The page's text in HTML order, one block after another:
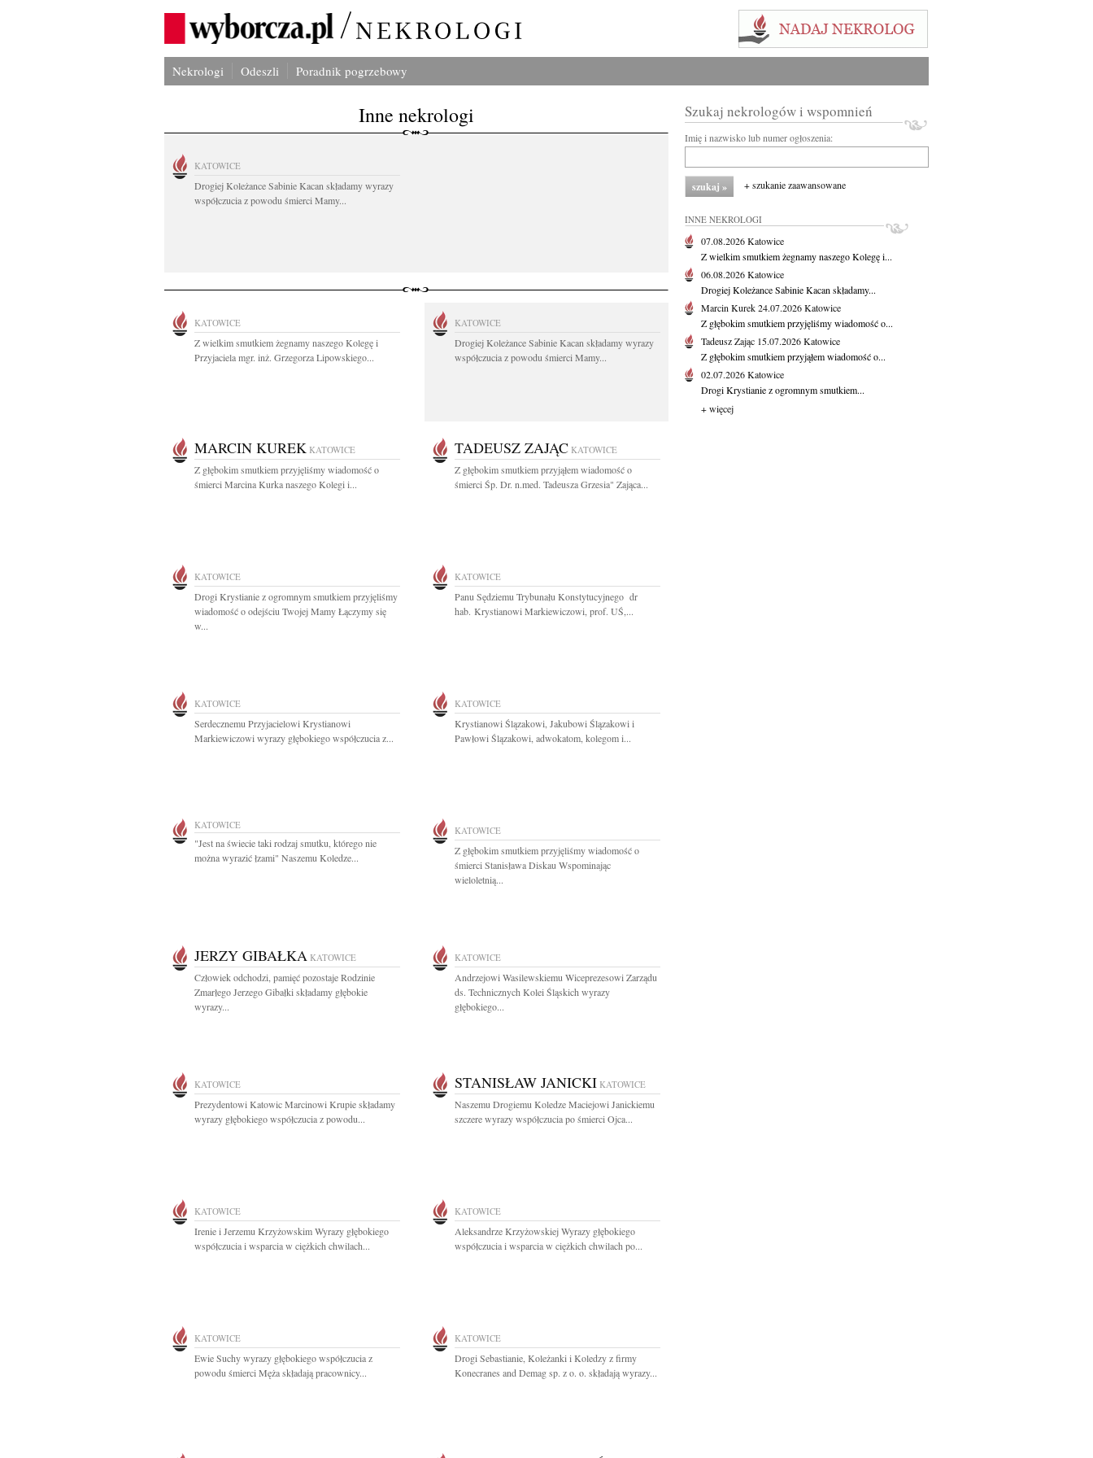
Nekrologi Odeszli Poradnik pogrzebowy
Inne nekrologi
KATOWICE
Drogiej Koleżance Sabinie Kacan składamy wyrazy
współczucia z powodu śmierci Mamy...
KATOWICE
Z wielkim smutkiem żegnamy naszego Kolegę i
Przyjaciela mgr. inż. Grzegorza Lipowskiego...
KATOWICE
Drogiej Koleżance Sabinie Kacan składamy wyrazy
współczucia z powodu śmierci Mamy...
MARCIN KUREK KATOWICE
Z głębokim smutkiem przyjęliśmy wiadomość o
śmierci Marcina Kurka naszego Kolegi i...
TADEUSZ ZAJĄC KATOWICE
Z głębokim smutkiem przyjąłem wiadomość o
śmierci Śp. Dr. n.med. Tadeusza Grzesia" Zająca...
KATOWICE
Drogi Krystianie z ogromnym smutkiem przyjęliśmy
wiadomość o odejściu Twojej Mamy Łączymy się
w...
KATOWICE
Panu Sędziemu Trybunału Konstytucyjnego dr
hab. Krystianowi Markiewiczowi, prof. UŚ,...
KATOWICE
Serdecznemu Przyjacielowi Krystianowi
Markiewiczowi wyrazy głębokiego współczucia z...
KATOWICE
Krystianowi Ślązakowi, Jakubowi Ślązakowi i
Pawłowi Ślązakowi, adwokatom, kolegom i...
KATOWICE
"Jest na świecie taki rodzaj smutku, którego nie
można wyrazić łzami" Naszemu Koledze...
KATOWICE
Z głębokim smutkiem przyjęliśmy wiadomość o
śmierci Stanisława Diskau Wspominając
wieloletnią...
JERZY GIBAŁKA KATOWICE
Człowiek odchodzi, pamięć pozostaje Rodzinie
Zmarłego Jerzego Gibałki składamy głębokie
wyrazy...
KATOWICE
Andrzejowi Wasilewskiemu Wiceprezesowi Zarządu
ds. Technicznych Kolei Śląskich wyrazy
głębokiego...
KATOWICE
Prezydentowi Katowic Marcinowi Krupie składamy
wyrazy głębokiego współczucia z powodu...
STANISŁAW JANICKI KATOWICE
Naszemu Drogiemu Koledze Maciejowi Janickiemu
szczere wyrazy współczucia po śmierci Ojca...
KATOWICE
Irenie i Jerzemu Krzyżowskim Wyrazy głębokiego
współczucia i wsparcia w ciężkich chwilach...
KATOWICE
Aleksandrze Krzyżowskiej Wyrazy głębokiego
współczucia i wsparcia w ciężkich chwilach po...
KATOWICE
Ewie Suchy wyrazy głębokiego współczucia z
powodu śmierci Męża składają pracownicy...
KATOWICE
Drogi Sebastianie, Koleżanki i Koledzy z firmy
Konecranes and Demag sp. z o. o. składają wyrazy...
Szukaj nekrologów i wspomnień
Imię i nazwisko lub numer ogłoszenia:
+ szukanie zaawansowane
INNE NEKROLOGI
07.08.2026Katowice
Z wielkim smutkiem żegnamy naszego Kolegę i...
06.08.2026Katowice
Drogiej Koleżance Sabinie Kacan składamy...
Marcin Kurek24.07.2026Katowice
Z głębokim smutkiem przyjęliśmy wiadomość o...
Tadeusz Zając 15.07.2026Katowice
Z głębokim smutkiem przyjąłem wiadomość o...
02.07.2026Katowice
Drogi Krystianie z ogromnym smutkiem...
+ więcej